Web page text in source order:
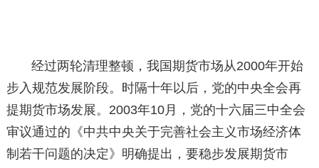
经过两轮清理整顿，我国期货市场从2000年开始
步入规范发展阶段。时隔十年以后，党的中央全会再
提期货市场发展。2003年10月，党的十六届三中全会
审议通过的《中共中央关于完善社会主义市场经济体
制若干问题的决定》明确提出，要稳步发展期货市